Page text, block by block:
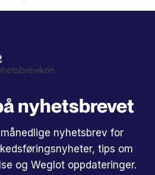
nyhetsbrevet
nyhetsbrev for
tips om
og Weglot oppdateringer.